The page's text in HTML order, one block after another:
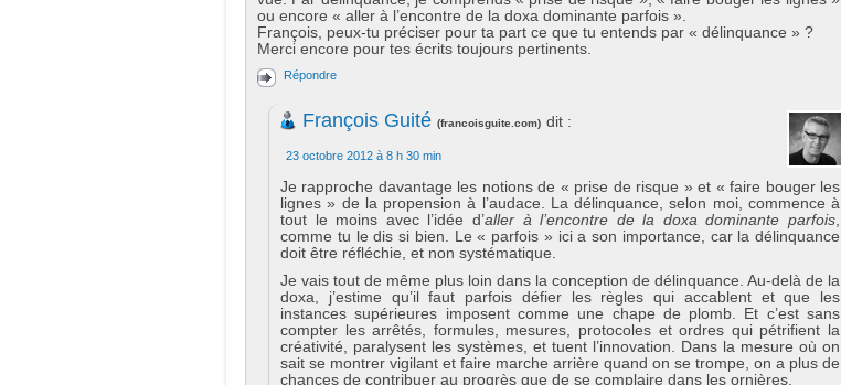
ou encore « aller à l’encontre de la doxa dominante parfois ».
François, peux-tu préciser pour ta part ce que tu entends par « délinquance » ?
Merci encore pour tes écrits toujours pertinents.
Répondre
François Guité (francoisguite.com) dit :
23 octobre 2012 à 8 h 30 min
Je rapproche davantage les notions de « prise de risque » et « faire bouger les
lignes » de la propension à l’audace. La délinquance, selon moi, commence à
tout le moins avec l’idée d’aller à l’encontre de la doxa dominante parfois
comme tu le dis si bien. Le « parfois » ici a son importance, car la délinquance
doit être réfléchie, et non systématique.
Je vais tout de même plus loin dans la conception de délinquance. Au-delà de la
doxa, j’estime qu’il faut parfois défier les règles qui accablent et que les
instances supérieures imposent comme une chape de plomb. Et c’est sans
compter les arrêtés, formules, mesures, protocoles et ordres qui pétrifient la
créativité, paralysent les systèmes, et tuent l’innovation. Dans la mesure où on
sait se montrer vigilant et faire marche arrière quand on se trompe, on a plus de
chances de contribuer au progrès que de se complaire dans les ornières.